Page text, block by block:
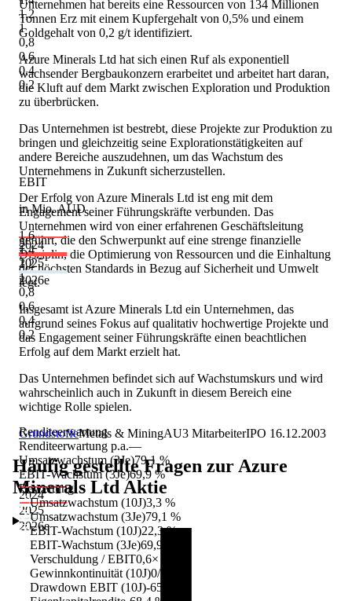
1,2
1
0,8
0,6
0,4
0,2
2024
2025
2026e
EBIT
in Mio. AUD
1,6
1,4
1,2
1
0,8
0,6
0,4
0,2
2024
2025
2026e
Renditeerwartung
Renditeerwartung p.a.—
Umsatzwachstum (3Je)79,1 %
EBIT-Wachstum (3Je)69,9 %
Bewertung
Umsatzwachstum (10J)3,3 %
Umsatzwachstum (3Je)79,1 %
EBIT-Wachstum (10J)22,3 %
EBIT-Wachstum (3Je)69,9 %
Verschuldung / EBIT0,6×
Gewinnkontinuität (10J)0/10
Drawdown EBIT (10J)-65,3 %
Unternehmen hat bereits eine Ressourcen von 134 Millionen
Tonnen Erz mit einem Kupfergehalt von 0,5% und einem
Goldgehalt von 0,2 g/t identifiziert.
Azure Minerals Ltd hat sich einen Ruf als exponentiell
wachsender Bergbaukonzern erarbeitet und arbeitet hart daran,
die Kluft auf dem Markt zwischen Exploration und Produktion
zu überbrücken.
Das Unternehmen ist bestrebt, diese Projekte zur Produktion zu
bringen und gleichzeitig seine Explorationstätigkeiten auf
andere Bereiche auszudehnen, um das Wachstum des
Unternehmens in Zukunft sicherzustellen.
Der Erfolg von Azure Minerals Ltd ist eng mit dem
Engagement seiner Führungskräfte verbunden. Das
Unternehmen wird von einer erfahrenen Geschäftsleitung
geführt, die den Schwerpunkt auf eine strenge finanzielle
Disziplin, die Optimierung von Ressourcen und die Einhaltung
der höchsten Standards in Bezug auf Sicherheit und Umwelt
legt.
Insgesamt ist Azure Minerals Ltd ein Unternehmen, das
aufgrund seines Fokus auf qualitativ hochwertige Projekte und
das Engagement seiner Führungskräfte einen beachtlichen
Erfolg auf dem Markt erzielt hat.
Das Unternehmen befindet sich auf Wachstumskurs und wird
wahrscheinlich auch in Zukunft in diesem Bereich eine
wichtige Rolle spielen.
GrundstoffeMetals & MiningAU3 MitarbeiterIPO 16.12.2003
Häufig gestellte Fragen zurAzure
Minerals LtdAktie